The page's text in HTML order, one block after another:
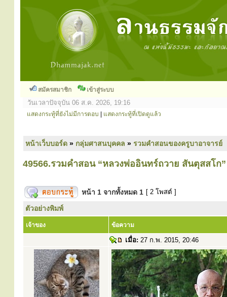
สมัครสมาชิก เข้าสู่ระบบ
วันเวลาปัจจุบัน 06 ส.ค. 2026, 19:16
แสดงกระทู้ที่ยังไม่มีการตอบ แสดงกระทู้ที่เปิดดูแล้ว
หน้าเว็บบอร์ด » กลุ่มศาสนบุคคล » รวมคำสอนของครูบาอาจารย์
49566.รวมคำสอน “หลวงพ่ออินทร์ถวาย สันตุสสโก”
หน้า 1 จากทั้งหมด 1 [ 2 โพสต์ ]
ตัวอย่างพิมพ์
เจ้าของ ข้อความ
เมื่อ: 27 ก.พ. 2015, 20:46